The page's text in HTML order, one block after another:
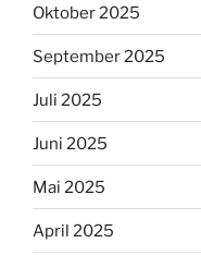
Oktober 2025
September 2025
Juli 2025
Juni 2025
Mai 2025
April 2025